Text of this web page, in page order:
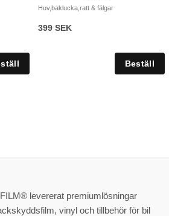
Huv,baklucka,ratt & fälgar
399 SEK
levererat premiumlösningar
vinyl och tillbehör för bil